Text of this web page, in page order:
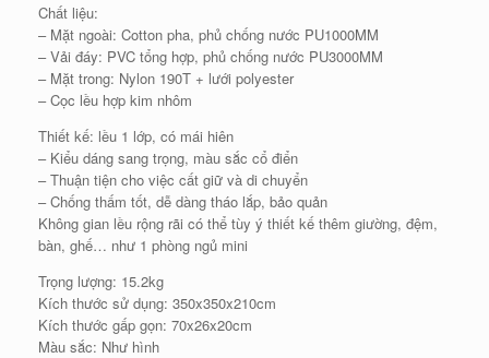
Chất liệu:
– Mặt ngoài: Cotton pha, phủ chống nước PU1000MM
– Vải đáy: PVC tổng hợp, phủ chống nước PU3000MM
– Mặt trong: Nylon 190T + lưới polyester
– Cọc lều hợp kim nhôm
Thiết kế: lều 1 lớp, có mái hiên
– Kiểu dáng sang trọng, màu sắc cổ điển
– Thuận tiện cho việc cất giữ và di chuyển
– Chống thấm tốt, dễ dàng tháo lắp, bảo quản
Không gian lều rộng rãi có thể tùy ý thiết kế thêm giường, đệm,
bàn, ghế… như 1 phòng ngủ mini
Trọng lượng: 15.2kg
Kích thước sử dụng: 350x350x210cm
Kích thước gấp gọn: 70x26x20cm
Màu sắc: Như hình